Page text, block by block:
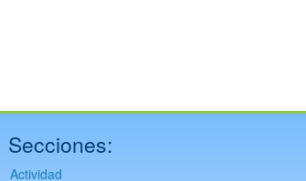
Secciones:
Actividad